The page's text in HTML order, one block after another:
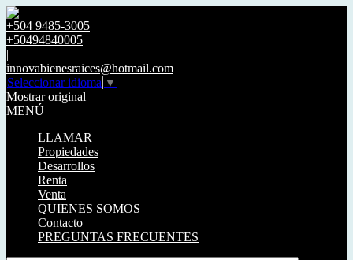
+504 9485-3005
+50494840005
|
innovabienesraices@hotmail.com
Seleccionar idioma ▼
Mostrar original
MENÚ
LLAMAR
Propiedades
Desarrollos
Renta
Venta
QUIENES SOMOS
Contacto
PREGUNTAS FRECUENTES